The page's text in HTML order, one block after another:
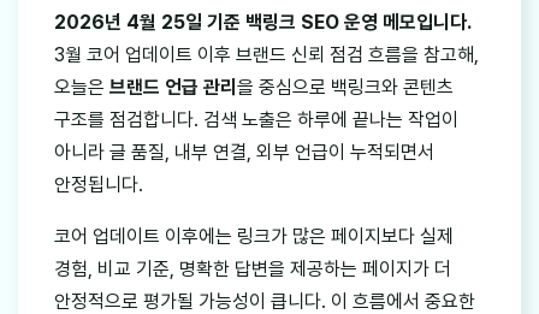
2026년 4월 25일 기준 백링크 SEO 운영 메모입니다.
3월 코어 업데이트 이후 브랜드 신뢰 점검 흐름을 참고해,
오늘은 브랜드 언급 관리 을 중심으로 백링크와 콘텐츠
구조를 점검합니다. 검색 노출은 하루에 끝나는 작업이
아니라 글 품질, 내부 연결, 외부 언급이 누적되면서
안정됩니다.
코어 업데이트 이후에는 링크가 많은 페이지보다 실제
경험, 비교 기준, 명확한 답변을 제공하는 페이지가 더
안정적으로 평가될 가능성이 큽니다. 이 흐름에서 중요한